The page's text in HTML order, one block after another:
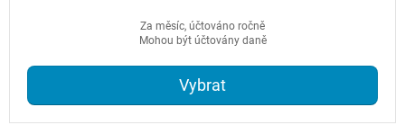
Za měsíc, účtováno ročně
Mohou být účtovány daně
Vybrat